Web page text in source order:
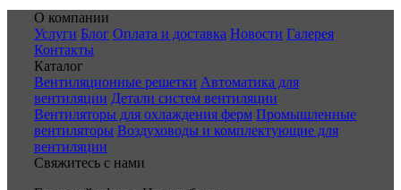
О компании
Услуги Блог Оплата и доставка Новости Галерея
Контакты
Каталог
Вентиляционные решетки Автоматика для
вентиляции Детали систем вентиляции
Вентиляторы для охлаждения ферм Промышленные
вентиляторы Воздуховоды и комплектующие для
вентиляции
Свяжитесь с нами